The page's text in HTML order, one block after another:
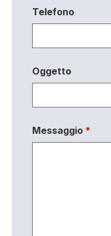
Telefono
Oggetto
Messaggio *